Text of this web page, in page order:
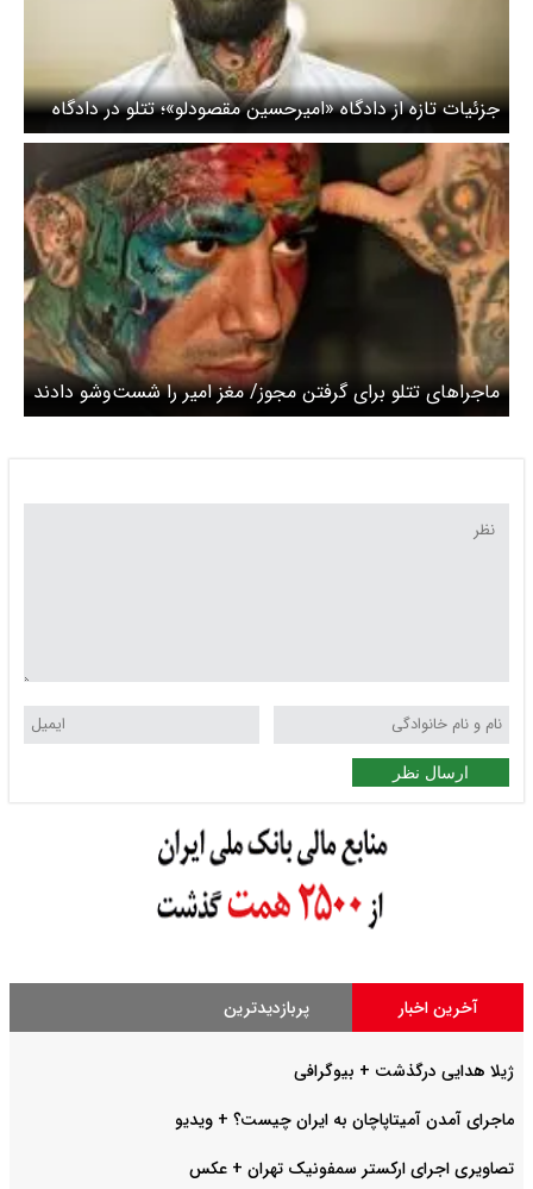
جزئیات تازه از دادگاه «امیرحسین مقصودلو»؛ تتلو در دادگاه
امروز چه گفت؟/ تصاویر
ماجرا‌های تتلو برای گرفتن مجوز/ مغز امیر را شست‌و‌شو دادند
ارسال نظر
آخرین اخبار پربازدیدترین
ژیلا هدایی درگذشت + بیوگرافی
ماجرای آمدن آمیتاپاچان به ایران چیست؟ + ویدیو
تصاویری اجرای ارکستر سمفونیک تهران +‌ عکس